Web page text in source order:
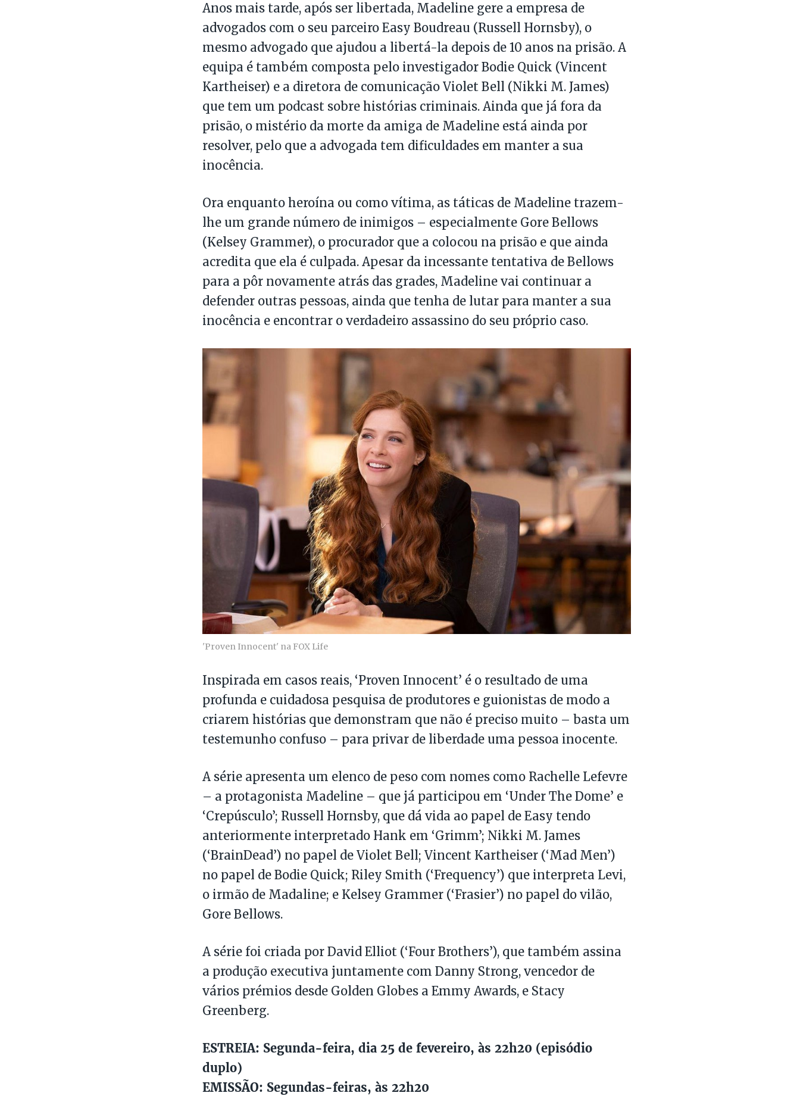
Anos mais tarde, após ser libertada, Madeline gere a empresa de
advogados com o seu parceiro Easy Boudreau (Russell Hornsby), o
mesmo advogado que ajudou a libertá-la depois de 10 anos na prisão. A
equipa é também composta pelo investigador Bodie Quick (Vincent
Kartheiser) e a diretora de comunicação Violet Bell (Nikki M. James)
que tem um podcast sobre histórias criminais. Ainda que já fora da
prisão, o mistério da morte da amiga de Madeline está ainda por
resolver, pelo que a advogada tem dificuldades em manter a sua
inocência.
Ora enquanto heroína ou como vítima, as táticas de Madeline trazem-
lhe um grande número de inimigos – especialmente Gore Bellows
(Kelsey Grammer), o procurador que a colocou na prisão e que ainda
acredita que ela é culpada. Apesar da incessante tentativa de Bellows
para a pôr novamente atrás das grades, Madeline vai continuar a
defender outras pessoas, ainda que tenha de lutar para manter a sua
inocência e encontrar o verdadeiro assassino do seu próprio caso.
'Proven Innocent' na FOX Life
Inspirada em casos reais, ‘Proven Innocent’ é o resultado de uma
profunda e cuidadosa pesquisa de produtores e guionistas de modo a
criarem histórias que demonstram que não é preciso muito – basta um
testemunho confuso – para privar de liberdade uma pessoa inocente.
A série apresenta um elenco de peso com nomes como Rachelle Lefevre
– a protagonista Madeline – que já participou em ‘Under The Dome’ e
‘Crepúsculo’; Russell Hornsby, que dá vida ao papel de Easy tendo
anteriormente interpretado Hank em ‘Grimm’; Nikki M. James
(‘BrainDead’) no papel de Violet Bell; Vincent Kartheiser (‘Mad Men’)
no papel de Bodie Quick; Riley Smith (‘Frequency’) que interpreta Levi,
o irmão de Madaline; e Kelsey Grammer (‘Frasier’) no papel do vilão,
Gore Bellows.
A série foi criada por David Elliot (‘Four Brothers’), que também assina
a produção executiva juntamente com Danny Strong, vencedor de
vários prémios desde Golden Globes a Emmy Awards, e Stacy
Greenberg.
ESTREIA: Segunda-feira, dia 25 de fevereiro, às 22h20 (episódio
duplo)
EMISSÃO: Segundas-feiras, às 22h20